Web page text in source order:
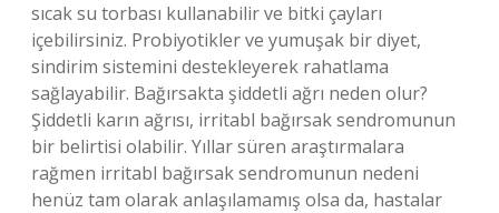
sıcak su torbası kullanabilir ve bitki çayları
içebilirsiniz. Probiyotikler ve yumuşak bir diyet,
sindirim sistemini destekleyerek rahatlama
sağlayabilir. Bağırsakta şiddetli ağrı neden olur?
Şiddetli karın ağrısı, irritabl bağırsak sendromunun
bir belirtisi olabilir. Yıllar süren araştırmalara
rağmen irritabl bağırsak sendromunun nedeni
henüz tam olarak anlaşılamamış olsa da, hastalar